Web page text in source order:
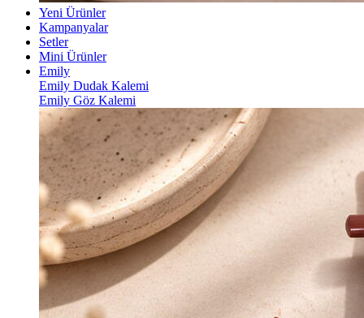
Yeni Ürünler
Kampanyalar
Setler
Mini Ürünler
Emily
Emily Dudak Kalemi
Emily Göz Kalemi